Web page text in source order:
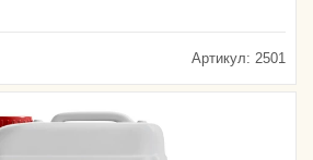
Артикул: 2501